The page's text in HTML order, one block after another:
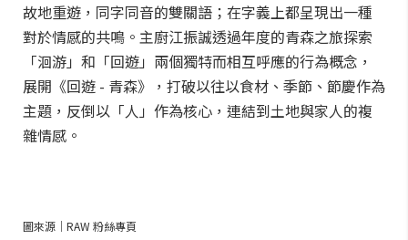
故地重遊，同字同音的雙關語；在字義上都呈現出一種
對於情感的共鳴。主廚江振誠透過年度的青森之旅探索
「洄游」和「回遊」兩個獨特而相互呼應的行為概念，
展開《回遊 - 青森》，打破以往以食材、季節、節慶作為
主題，反倒以「人」作為核心，連結到土地與家人的複
雜情感。
圖來源｜RAW 粉絲專頁